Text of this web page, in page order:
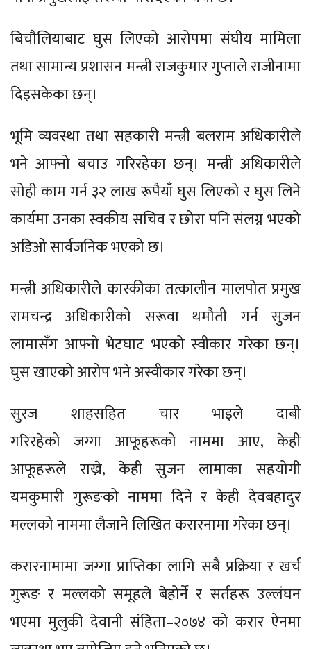
बिचौलियाबाट घुस लिएको आरोपमा संघीय मामिला
तथा सामान्य प्रशासन मन्त्री राजकुमार गुप्ताले राजीनामा
दिइसकेका छन्।
भूमि व्यवस्था तथा सहकारी मन्त्री बलराम अधिकारीले
भने आफ्नो बचाउ गरिरहेका छन्। मन्त्री अधिकारीले
सोही काम गर्न ३२ लाख रूपैयाँ घुस लिएको र घुस लिने
कार्यमा उनका स्वकीय सचिव र छोरा पनि संलग्न भएको
अडिओ सार्वजनिक भएको छ।
मन्त्री अधिकारीले कास्कीका तत्कालीन मालपोत प्रमुख
रामचन्द्र अधिकारीको सरूवा थमौती गर्न सुजन
लामासँग आफ्नो भेटघाट भएको स्वीकार गरेका छन्।
घुस खाएको आरोप भने अस्वीकार गरेका छन्।
सुरज शाहसहित चार भाइले दाबी
गरिरहेको जग्गा आफूहरूको नाममा आए, केही
आफूहरूले राख्ने, केही सुजन लामाका सहयोगी
यमकुमारी गुरूङको नाममा दिने र केही देवबहादुर
मल्लको नाममा लैजाने लिखित करारनामा गरेका छन्।
करारनामामा जग्गा प्राप्तिका लागि सबै प्रक्रिया र खर्च
गुरूङ र मल्लको समूहले बेहोर्ने र सर्तहरू उल्लंघन
भएमा मुलुकी देवानी संहिता–२०७४ को करार ऐनमा